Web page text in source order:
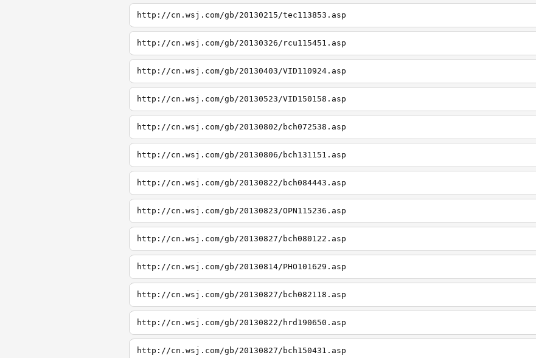
http://cn.wsj.com/gb/20130215/tec113853.asp
http://cn.wsj.com/gb/20130326/rcu115451.asp
http://cn.wsj.com/gb/20130403/VID110924.asp
http://cn.wsj.com/gb/20130523/VID150158.asp
http://cn.wsj.com/gb/20130802/bch072538.asp
http://cn.wsj.com/gb/20130806/bch131151.asp
http://cn.wsj.com/gb/20130822/bch084443.asp
http://cn.wsj.com/gb/20130823/OPN115236.asp
http://cn.wsj.com/gb/20130827/bch080122.asp
http://cn.wsj.com/gb/20130814/PHO101629.asp
http://cn.wsj.com/gb/20130827/bch082118.asp
http://cn.wsj.com/gb/20130822/hrd190650.asp
http://cn.wsj.com/gb/20130827/bch150431.asp